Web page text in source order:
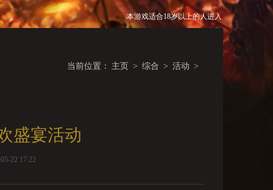
本游戏适合18岁以上的人进入
当前位置： 主页 > 综合 > 活动 >
盛宴活动
22 17:22